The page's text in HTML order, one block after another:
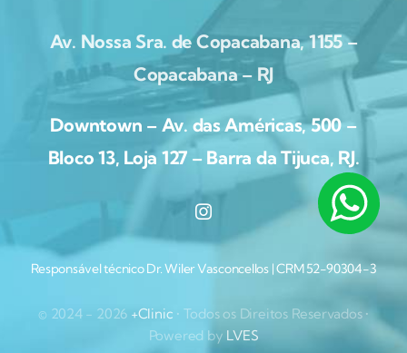
Av. Nossa Sra. de Copacabana, 1155 –
Copacabana – RJ
Downtown – Av. das Américas, 500 –
Bloco 13, Loja 127 – Barra da Tijuca, RJ.
Responsável técnico Dr. Wiler Vasconcellos | CRM 52-90304-3
© 2024 - 2026 +Clinic • Todos os Direitos Reservados •
Powered by LVES